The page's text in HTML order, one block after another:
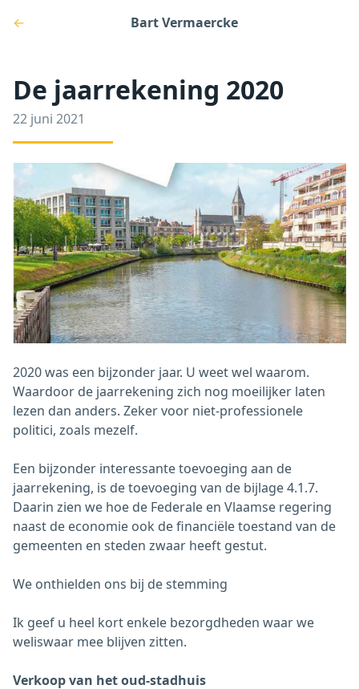
← Bart Vermaercke
De jaarrekening 2020
22 juni 2021
2020 was een bijzonder jaar. U weet wel waarom.
Waardoor de jaarrekening zich nog moeilijker laten
lezen dan anders. Zeker voor niet-professionele
politici, zoals mezelf.
Een bijzonder interessante toevoeging aan de
jaarrekening, is de toevoeging van de bijlage 4.1.7.
Daarin zien we hoe de Federale en Vlaamse regering
naast de economie ook de financiële toestand van de
gemeenten en steden zwaar heeft gestut.
We onthielden ons bij de stemming
Ik geef u heel kort enkele bezorgdheden waar we
weliswaar mee blijven zitten.
Verkoop van het oud-stadhuis